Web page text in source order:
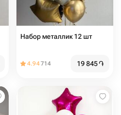
Набор металлик 12 шт
4.94714 19 845֏